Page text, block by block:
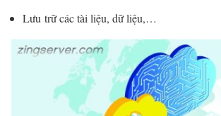
Lưu trữ các tài liệu, dữ liệu,…